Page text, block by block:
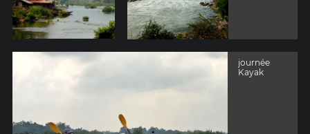
journée
Kayak